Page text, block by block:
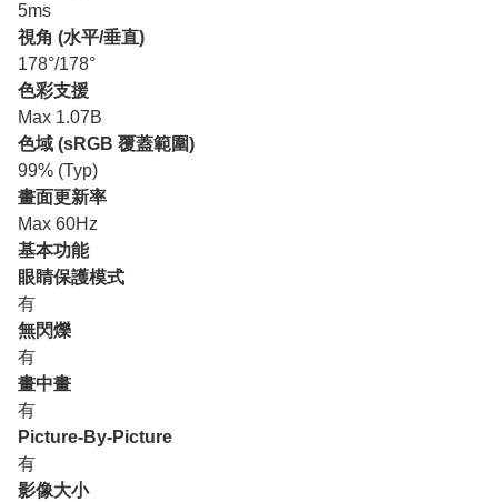
5ms
視角 (水平/垂直)
178°/178°
色彩支援
Max 1.07B
色域 (sRGB 覆蓋範圍)
99% (Typ)
畫面更新率
Max 60Hz
基本功能
眼睛保護模式
有
無閃爍
有
畫中畫
有
Picture-By-Picture
有
影像大小